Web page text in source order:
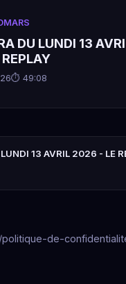
DU LUNDI 13
⏱ 49:08
13 AVRIL 2026 - LE
politique-de-